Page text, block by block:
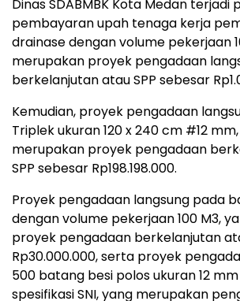
Dinas SDABMBK Kota Medan terjadi
pembayaran upah tenaga kerja
drainase dengan volume pekerjaan
merupakan proyek pengadaan
berkelanjutan atau SPP sebesar
Kemudian, proyek pengadaan
Triplek ukuran 120 x 240 cm #12
merupakan proyek pengadaan
SPP sebesar Rp198.198.000.
Proyek pengadaan langsung pada
dengan volume pekerjaan 100 M3,
proyek pengadaan berkelanjutan
Rp30.000.000, serta proyek
500 batang besi polos ukuran 12
spesifikasi SNI, yang merupakan